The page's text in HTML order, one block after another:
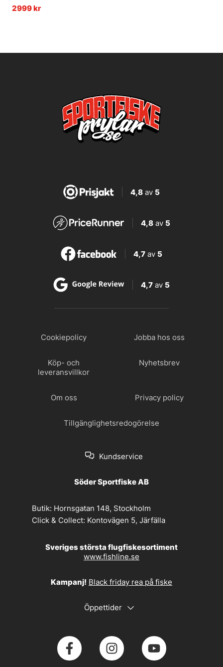
2999 kr
4,8av 5
4,8 av 5
4,7 av 5
4,7 av 5
Cookiepolicy Jobba hos oss
Köp- och
leveransvillkor
Nyhetsbrev
Om oss Privacy policy
Tillgänglighetsredogörelse
Kundservice
Söder Sportfiske AB
Butik: Hornsgatan 148, Stockholm
Click & Collect: Kontovägen 5, Järfälla
Sveriges största flugfiskesortiment
www.fishline.se
Kampanj! Black friday rea på fiske
Öppettider